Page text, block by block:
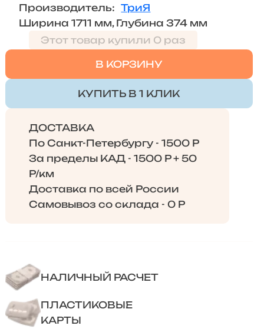
Производитель: ТриЯ
Ширина 1711 мм, Глубина 374 мм
Этот товар купили 0 раз
В КОРЗИНУ
КУПИТЬ В 1 КЛИК
ДОСТАВКА
По Санкт-Петербургу - 1500 Р
За пределы КАД - 1500 Р + 50
Р/км
Доставка по всей России
Самовывоз со склада - 0 Р
НАЛИЧНЫЙ РАСЧЕТ
ПЛАСТИКОВЫЕ
КАРТЫ